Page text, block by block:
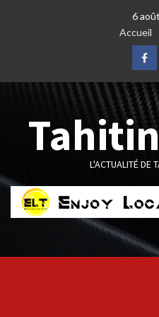
6
Accueil
L'ACTUALITÉ DE